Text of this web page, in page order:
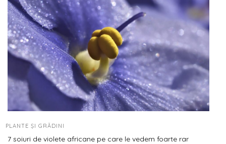
PLANTE ȘI GRĂDINI
7 soiuri de violete africane pe care le vedem foarte rar